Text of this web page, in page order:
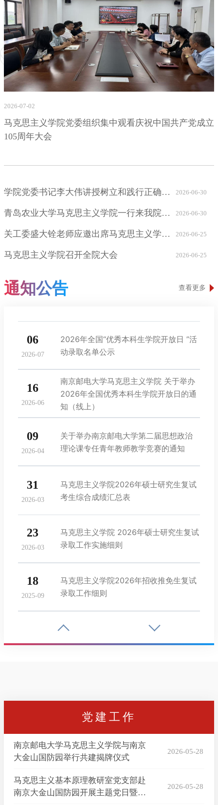
2026-07-02
马克思主义学院党委组织集中观看庆祝中国共产党成立
105周年大会
2026-06-30
学院党委书记李大伟讲授树立和践行正确政绩观学习教育专题党课
2026-06-30
青岛农业大学马克思主义学院一行来我院调研交流
2026-06-25
关工委盛大铨老师应邀出席马克思主义学院第五届“战邮杯”研究生微党课比赛
2026-06-25
马克思主义学院召开全院大会
通知公告 查看更多
06
2026-07
2026年全国“优秀本科生学院开放日 ”活
动录取名单公示
16
2026-06
南京邮电大学马克思主义学院 关于举办
2026年全国优秀本科生学院开放日的通
知（线上）
09
2026-04
关于举办南京邮电大学第二届思想政治
理论课专任青年教师教学竞赛的通知
31
2026-03
马克思主义学院2026年硕士研究生复试
考生综合成绩汇总表
23
2026-03
马克思主义学院 2026年硕士研究生复试
录取工作实施细则
18
2025-09
马克思主义学院2026年招收推免生复试
录取工作细则
2025-08
2025年江苏省研究生马克思主义理论学
术创新论坛征文启事
2025-07
关于邓依晴等职务任免的通知
21
2025-03
马克思主义学院 2025年硕士研究生复试
录取工作实施细则
党建工作
南京邮电大学马克思主义学院与南京
大金山国防园举行共建揭牌仪式
2026-05-28
马克思主义基本原理教研室党支部赴
南京大金山国防园开展主题党日暨集
2026-05-28